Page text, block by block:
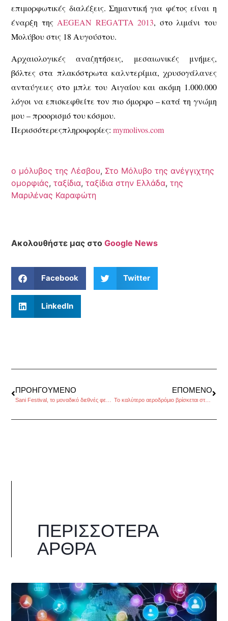
επιμορφωτικές διαλέξεις. Σημαντική για φέτος είναι η
έναρξη τηςAEGEAN REGATTA 2013, στο λιμάνι του
Μολύβου στις 18 Αυγούστου.
Αρχαιολογικές αναζητήσεις, μεσαιωνικές μνήμες,
βόλτες στα πλακόστρωτα καλντερίμια, χρυσογάλανες
ανταύγειες στο μπλε του Αιγαίου και ακόμη 1.000.000
λόγοι να επισκεφθείτε τον πιο όμορφο – κατά τη γνώμη
μου – προορισμό του κόσμου.
Περισσότερεςπληροφορίες:mymolivos.com
ο μόλυβος της Λέσβου, Στο Μόλυβο της ανέγγιχτης
ομορφιάς,ταξίδια,ταξίδια στην Ελλάδα,της
Μαριλένας Καραφώτη
Ακολουθήστε μας στοGoogle News
Facebook Twitter
LinkedIn
ΠΡΟΗΓΟΎΜΕΝΟ ΕΠΌΜΕΝΟ
Το καλύτερο αεροδρόμιο βρίσκεται στη Σιγκαπούρη
ΠΕΡΙΣΣΌΤΕΡΑ
ΆΡΘΡΑ